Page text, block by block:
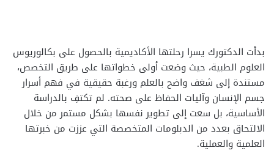
بدأت الدكتورك يسرا رحلتها الأكاديمية بالحصول على بكالوريوس
العلوم الطبية، حيث وضعت أولى خطواتها على طريق التخصص،
مستندة إلى شغف واضح بالعلم ورغبة حقيقية في فهم أسرار
جسم الإنسان وآليات الحفاظ على صحته. لم تكتفِ بالدراسة
الأساسية، بل سعت إلى تطوير نفسها بشكل مستمر من خلال
الالتحاق بعدد من الدبلومات المتخصصة التي عززت من خبرتها
العلمية والعملية.